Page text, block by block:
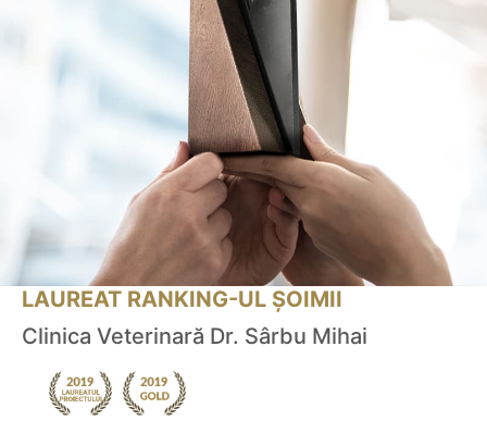
LAUREAT RANKING-UL ȘOIMII
Clinica Veterinară Dr. Sârbu Mihai